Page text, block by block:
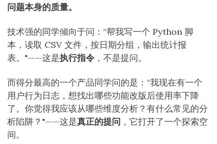
问题本身的质量。
技术强的同学倾向于问：“帮我写一个 Python 脚
本，读取 CSV 文件，按日期分组，输出统计报
表。"——这是执行指令 ，不是提问。
而得分最高的一个产品同学问的是：“我现在有一个
用户行为日志，想找出哪些功能改版后使用率下降
了。你觉得我应该从哪些维度分析？有什么常见的分
析陷阱？"——这是真正的提问 ，它打开了一个探索空
间。